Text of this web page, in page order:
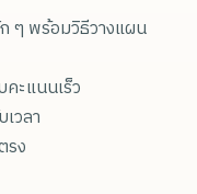
ๆ พร้อมวิธีวางแผน
ะแนนเร็ว
วลา
รง